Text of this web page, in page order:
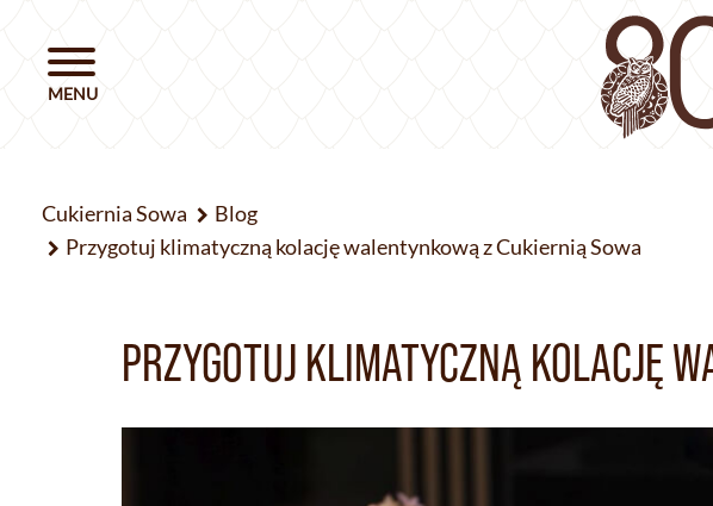
Cukiernia Sowa
Blog
Przygotuj klimatyczną kolację walentynkową z Cukiernią Sowa
PRZYGOTUJ KLIMATYCZNĄ KOLACJĘ